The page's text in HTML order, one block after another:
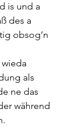
is und a
des a
obsog’n
als
ne das
während